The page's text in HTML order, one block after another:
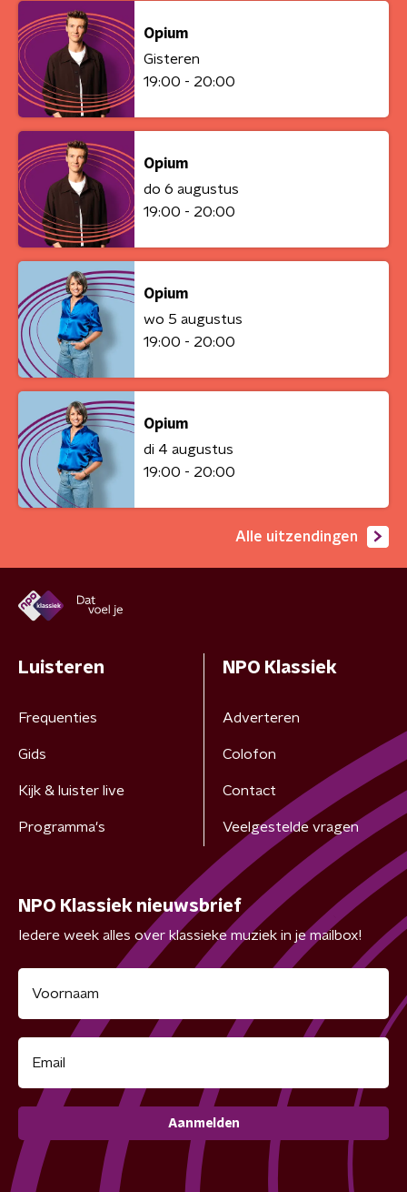
Opium
Gisteren
19:00 - 20:00
Opium
do 6 augustus
19:00 - 20:00
Opium
wo 5 augustus
19:00 - 20:00
Opium
di 4 augustus
19:00 - 20:00
Alle uitzendingen
Luisteren
Frequenties
Gids
Kijk & luister live
Programma's
NPO Klassiek
Adverteren
Colofon
Contact
Veelgestelde vragen
NPO Klassiek nieuwsbrief
Iedere week alles over klassieke muziek in je mailbox!
Aanmelden